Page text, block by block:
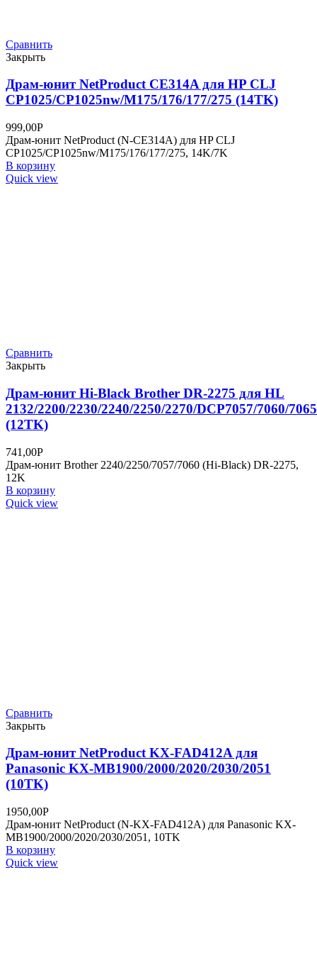
Драм-юнит Нi-Black Brother DR-2275 для HL
(12TK)
Драм-юнит Brother 2240/2250/7057/7060 (Нi-Black) DR-2275,
12K
В корзину
Quick view
Закрыть
Драм-юнит NetProduct KX-FAD412A для
Panasonic KX-MB1900/2000/2020/2030/2051
(10TK)
1950,00
Драм-юнит NetProduct (N-KX-FAD412A) для Panasonic KX-
MB1900/2000/2020/2030/2051, 10TK
Закрыть
Phaser 3052/3260/WorkCentre 3215/3225 (10000K)
680,00Р
Phaser 3052/3260/WorkCentre 3215/3225 (10000k)
В корзину
Quick view